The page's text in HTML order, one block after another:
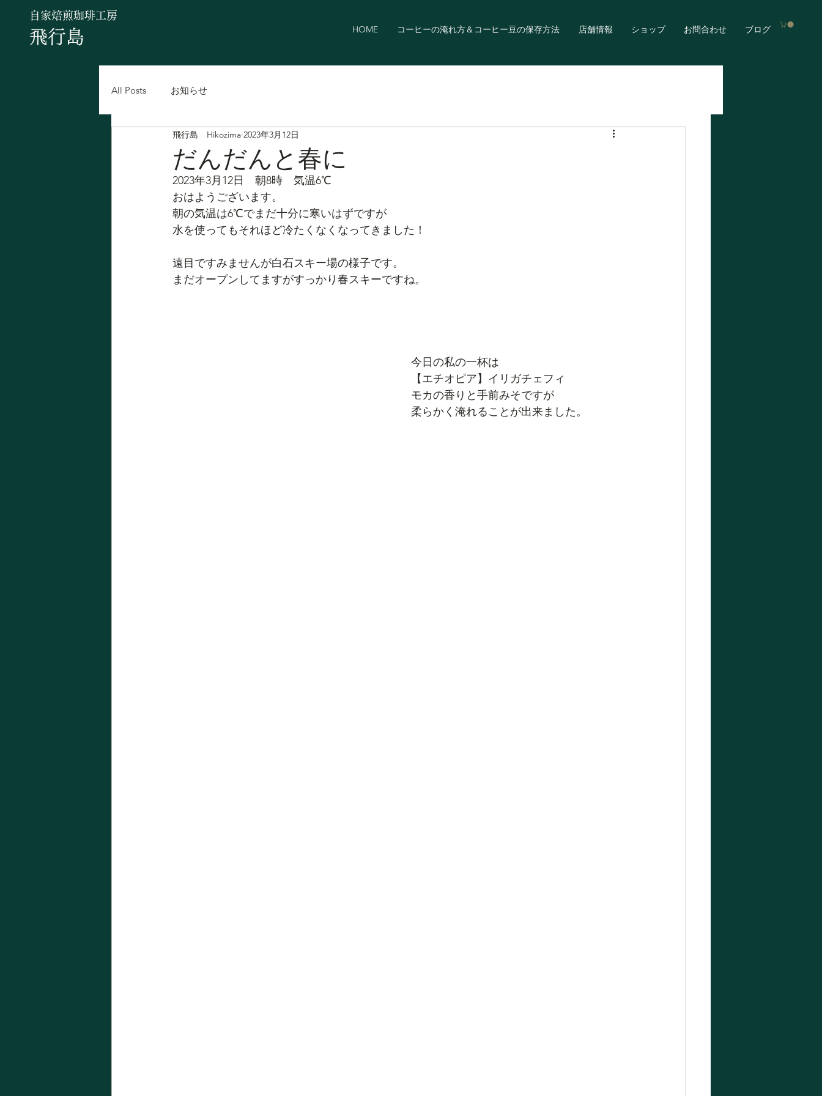
自家焙煎珈琲工房
飛行島 HOME コーヒーの淹れ方＆コーヒー豆の保存方法 店舗情報 ショップ お問合わせ ブログ
All Posts お知らせ
だんだんと春に
飛行島 Hikozima 2023年3月12日
2023年3月12日　朝8時　気温6℃
おはようございます。
朝の気温は6℃でまだ十分に寒いはずですが
水を使ってもそれほど冷たくなくなってきました！
遠目ですみませんが白石スキー場の様子です。
まだオープンしてますがすっかり春スキーですね。
今日の私の一杯は
【エチオピア】イリガチェフィ
モカの香りと手前みそですが
柔らかく淹れることが出来ました。